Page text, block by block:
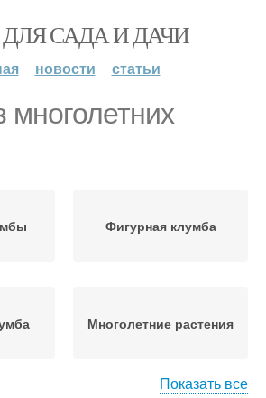
САДА И ДАЧИ
новости статьи
Фигурная клумба
Многолетние растения
Показать все